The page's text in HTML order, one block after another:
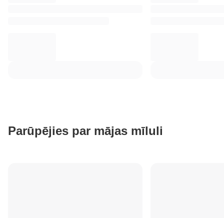
Parūpējies par mājas mīluli